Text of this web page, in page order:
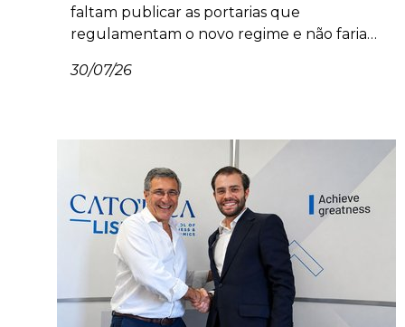
faltam publicar as portarias que
regulamentam o novo regime e não faria
desta dimensão sem os instrumentos que o
30/07/26